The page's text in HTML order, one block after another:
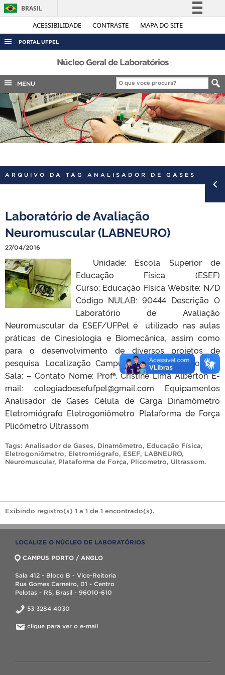
ACESSIBILIDADE CONTRASTE MAPA DO SITE
BRASIL
Simplifique!
Legislação
Canais
PORTAL UFPEL
ACESSO À INFORMAÇÃO
AUDITORIA
COBALTO
CONCURSOS
EDITAIS
INTERNACIONAL
PORTARIAS
Núcleo Geral de Laboratórios
MENU
ARQUIVO DA TAG ANALISADOR DE GASES
Laboratório de Avaliação
Neuromuscular (LABNEURO)
27/04/2016
Unidade: Escola Superior de
Educação Física (ESEF)
Curso: Educação Física Website: N/D
Código NULAB: 90444 Descrição O
Laboratório de Avaliação
Neuromuscular da ESEF/UFPel é utilizado nas aulas
práticas de Cinesiologia e Biomecânica, assim como
para o desenvolvimento de diversos projetos de
pesquisa. Localização Campus: ESEF Prédio/Bloco: –
Sala: – Contato Nome: Profª. Cristine Lima Alberton E-
mail: colegiadoesefufpel@gmail.com Equipamentos
Analisador de Gases Célula de Carga Dinamômetro
Eletromiógrafo Eletrogoniômetro Plataforma de Força
Plicômetro Ultrassom
Tags: Analisador de Gases, Dinamômetro, Educação Física,
Eletrogoniômetro, Eletromiógrafo, ESEF, LABNEURO,
Neuromuscular, Plataforma de Força, Plicometro, Ultrassom.
Exibindo registro(s) 1 a 1 de 1 encontrado(s).
LOCALIZE O NÚCLEO DE LABORATÓRIOS
CAMPUS PORTO / ANGLO
Sala 412 - Bloco B - Vice-Reitoria
Rua Gomes Carneiro, 01 - Centro
Pelotas - RS, Brasil - 96010-610
53 3284 4030
clique para ver o e-mail